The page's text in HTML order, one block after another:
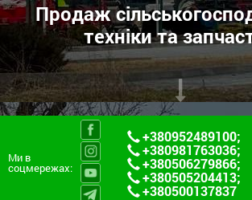
Продаж
техніки та
Ми в
соцмережах:
+380952489100;
+380981763036;
+380506279866;
+380505204413;
+380500137837